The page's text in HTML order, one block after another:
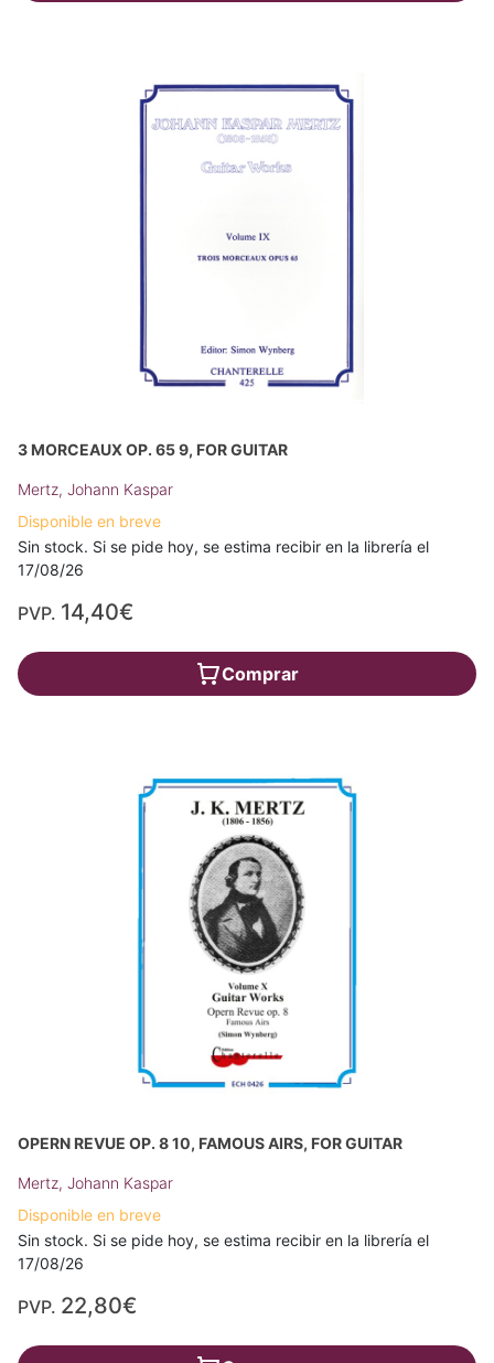
3 MORCEAUX OP. 65 9, FOR GUITAR
Mertz, Johann Kaspar
Disponible en breve
Sin stock. Si se pide hoy, se estima recibir en la librería el
17/08/26
PVP. 14,40€
Comprar
OPERN REVUE OP. 8 10, FAMOUS AIRS, FOR GUITAR
Mertz, Johann Kaspar
Disponible en breve
Sin stock. Si se pide hoy, se estima recibir en la librería el
17/08/26
PVP. 22,80€